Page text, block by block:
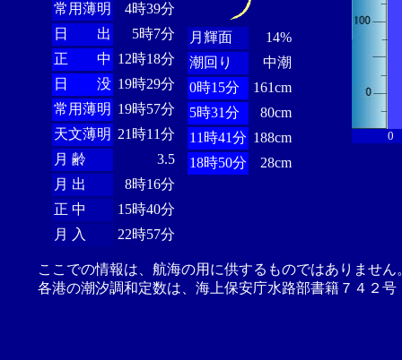
常用薄明
4時39分
日 出
5時7分
正 中 12時18分
日 没 19時29分
常用薄明 19時57分
天文薄明 21時11分
月 齢
3.5
月 出
8時16分
正 中
15時40分
月 入
22時57分
月輝面
14%
潮回り
中潮
0時15分
161cm
5時31分
80cm
11時41分 188cm
18時50分
28cm
0
ここでの情報は、航海の用に供するものではありませ
各港の潮汐調和定数は、海上保安庁水路部書籍７４２